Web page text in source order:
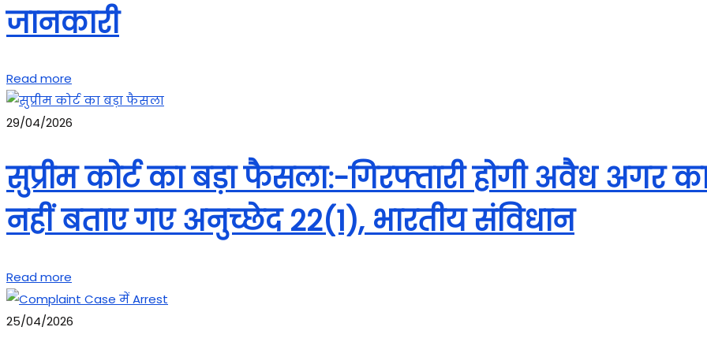
जानकारी
Read more
29/04/2026
सुप्रीम कोर्ट का बड़ा फैसला:-गिरफ्तारी होगी अवैध अगर
नहीं बताए गए अनुच्छेद 22(1), भारतीय संविधान
Read more
25/04/2026